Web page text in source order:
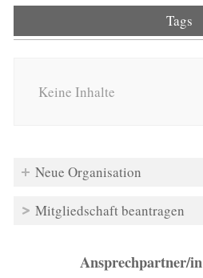
Tags
Keine Inhalte
Neue Organisation
Mitgliedschaft beantragen
Ansprechpartner/in